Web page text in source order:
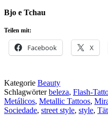
Bjo e Tchau
Teilen mit:
Facebook X
Kategorie Beauty
Schlagwörterbeleza, Flash-
Metálicos, Metallic Tattoos,
Sociedade, street style, style,